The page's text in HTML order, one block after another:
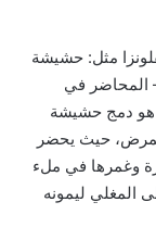
مثل: حشيشة
– المحاضر في
هو دمج حشيشة
حيث يحضر
وغمرها في ملء
المغلي ليمونه